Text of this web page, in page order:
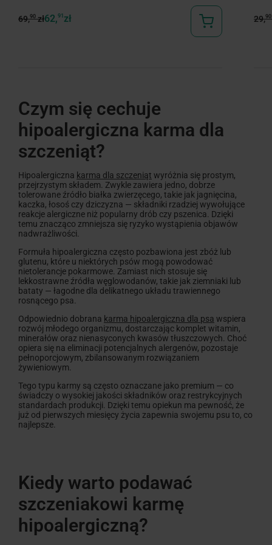
69,90zł62,91 zł 29,90
Czym się cechuje
hipoalergiczna karma dla
szczeniąt?
Hipoalergiczna karma dla szczeniąt wyróżnia się prostym,
przejrzystym składem. Zwykle zawiera jedno, dobrze
tolerowane źródło białka zwierzęcego, takie jak jagnięcina,
kaczka, łosoś czy dziczyzna — składniki rzadziej wywołujące
reakcje alergiczne niż popularny drób czy pszenica. Dzięki
temu znacząco zmniejsza się ryzyko wystąpienia objawów
nadwrażliwości.
Formuła hipoalergiczna często pozbawiona jest zbóż lub
glutenu, które u niektórych psów mogą powodować
nietolerancje pokarmowe. Zamiast nich stosuje się
lekkostrawne źródła węglowodanów, takie jak ziemniaki lub
bataty — łagodne dla delikatnego układu trawiennego
rosnącego psa.
Odpowiednio dobrana karma hipoalergiczna dla psa wspiera
rozwój młodego organizmu, dostarczając komplet witamin,
minerałów oraz nienasyconych kwasów tłuszczowych. Choć
opiera się na eliminacji potencjalnych alergenów, pozostaje
pełnoporcjowym, zbilansowanym rozwiązaniem
żywieniowym.
Tego typu karmy są często oznaczane jako premium — co
świadczy o wysokiej jakości składników oraz restrykcyjnych
standardach produkcji. Dzięki temu opiekun ma pewność, że
już od pierwszych miesięcy życia zapewnia swojemu psu to, co
najlepsze.
Kiedy warto podawać
szczeniakowi karmę
hipoalergiczną?